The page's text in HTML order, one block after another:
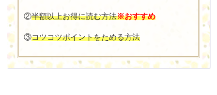
②半額以上お得に読む方法※おすすめ
③コツコツポイントをためる方法